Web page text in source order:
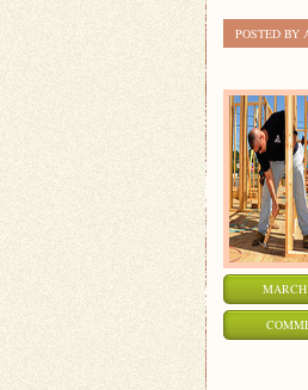
POSTED BY
MARCH